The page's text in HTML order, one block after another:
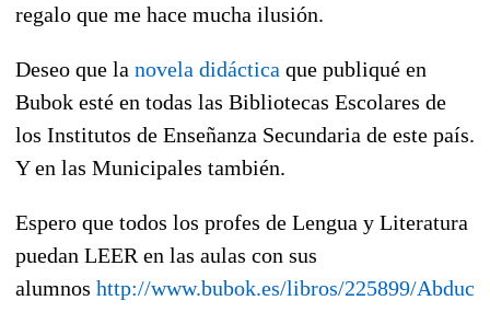
regalo que me hace mucha ilusión.
Deseo que la novela didáctica que publiqué en
Bubok esté en todas las Bibliotecas Escolares de
los Institutos de Enseñanza Secundaria de este país.
Y en las Municipales también.
Espero que todos los profes de Lengua y Literatura
puedan LEER en las aulas con sus
alumnos http://www.bubok.es/libros/225899/